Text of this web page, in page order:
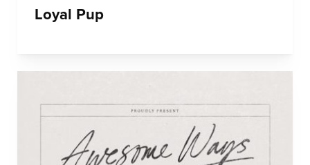
Loyal Pup